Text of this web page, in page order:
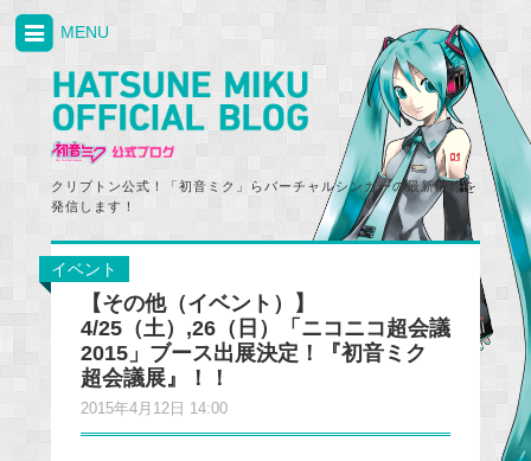
クリプトン公式！「初音ミク」らバーチャルシンガーの最新情報を
発信します！
MENU
イベント
【その他（イベント）】
4/25（土）,26（日）「ニコニコ超会議
2015」ブース出展決定！『初音ミク
超会議展』！！
2015年4月12日 14:00